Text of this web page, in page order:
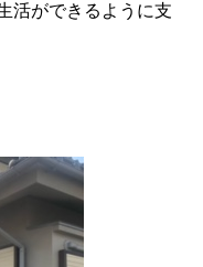
活ができるように支